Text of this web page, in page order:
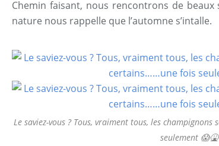
Chemin faisant, nous rencontrons de
nature nous rappelle que l’automne s’intalle.
Le saviez-vous ? Tous, vraiment tous, les
seulement